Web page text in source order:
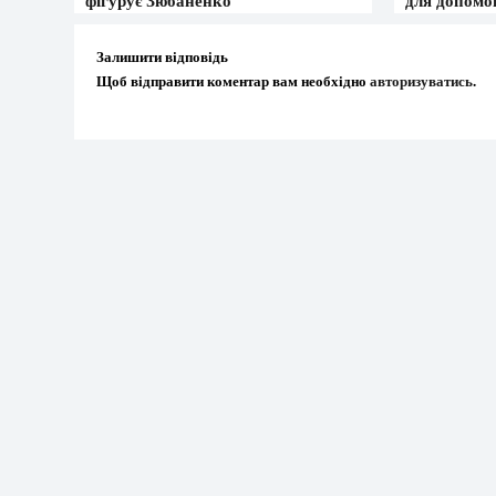
Залишити відповідь
Щоб відправити коментар вам необхідно авторизуватись.